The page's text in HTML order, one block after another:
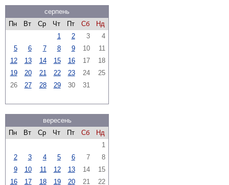
серпень
Пн
Вт Ср Чт Пт Сб
Нд
1
2 3
4
5
6 7 8 9 10
11
12
13 14 15 16 17
18
19
20 21 22 23 24
25
26
27 28 29 30 31
вересень
Пн
Вт Ср Чт Пт Сб
Нд
1
2
3 4 5 6 7
8
9
10 11 12 13 14
15
16
17 18 19 20 21 22